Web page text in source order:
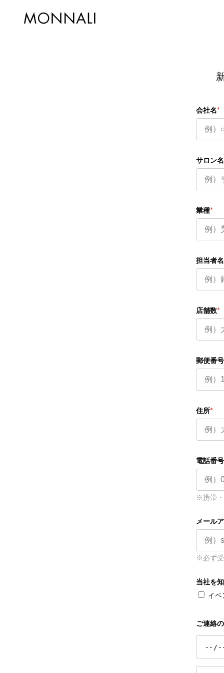
会社名*
サロン名
業種*
担当者名
店舗数*
郵便番号
住所*
電話番号
※携帯・
メール
※必ず受
当社を
イベ
ご連絡